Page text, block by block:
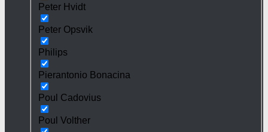
Peter Hvidt
Peter Opsvik
Philips
Pierantonio Bonacina
Poul Cadovius
Poul Volther